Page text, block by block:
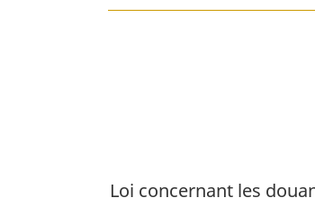
Loi concernant les